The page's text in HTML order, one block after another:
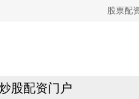
股票配
股配资门户